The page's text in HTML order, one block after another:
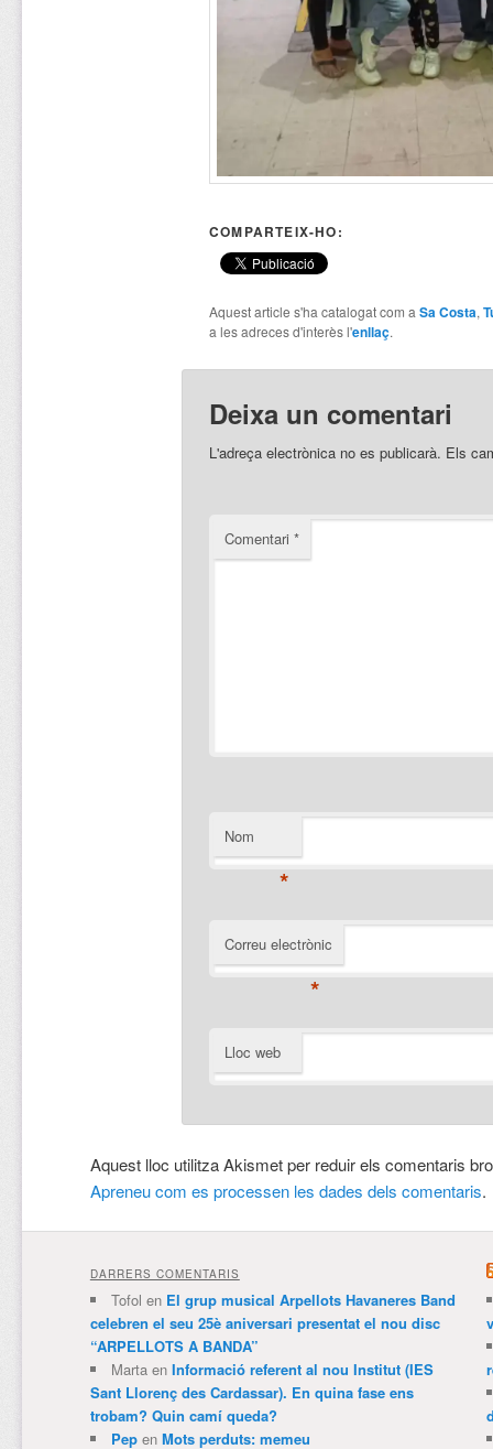
COMPARTEIX-HO:
Aquest article s'ha catalogat com a Sa Costa,
a les adreces d'interès l'enllaç.
Deixa un comentari
L'adreça electrònica no es publicarà. Els
Comentari *
Nom
*
Correu electrònic
*
Lloc web
Aquest lloc utilitza Akismet per reduir els comentaris
Apreneu com es processen les dades dels comentaris.
DARRERS COMENTARIS
Tofol en El grup musical Arpellots Havaneres Band
celebren el seu 25è aniversari presentat el nou disc
“ARPELLOTS A BANDA”
Martaen Informació referent al nou Institut (IES
Sant Llorenç des Cardassar). En quina fase ens
trobam? Quin camí queda?
Pepen Mots perduts: memeu